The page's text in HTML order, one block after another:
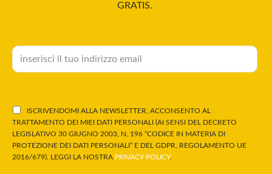
GRATIS.
ISCRIVENDOMI ALLA NEWSLETTER, ACCONSENTO AL
TRATTAMENTO DEI MIEI DATI PERSONALI (AI SENSI DEL DECRETO
LEGISLATIVO 30 GIUGNO 2003, N. 196 “CODICE IN MATERIA DI
PROTEZIONE DEI DATI PERSONALI” E DEL GDPR, REGOLAMENTO UE
2016/679). LEGGI LA NOSTRA PRIVACY POLICY.